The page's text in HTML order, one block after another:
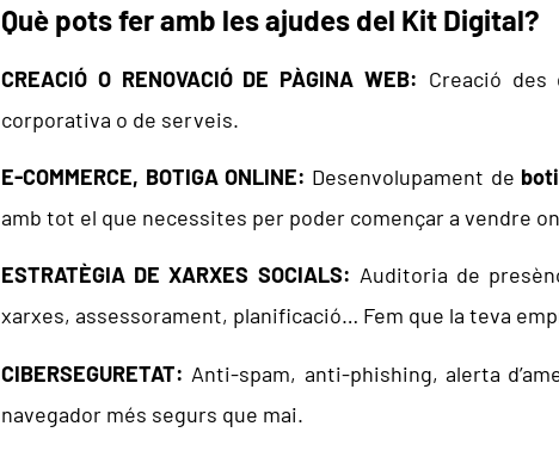
Què pots fer amb les ajudes del Kit Digital?
CREACIÓ O RENOVACIÓ DE PÀGINA WEB: Creació
corporativa o de serveis.
E-COMMERCE, BOTIGA ONLINE: Desenvolupament de
amb tot el que necessites per poder començar a vendre
ESTRATÈGIA DE XARXES SOCIALS: Auditoria de
xarxes, assessorament, planificació… Fem que la teva
CIBERSEGURETAT: Anti-spam, anti-phishing, alerta
navegador més segurs que mai.